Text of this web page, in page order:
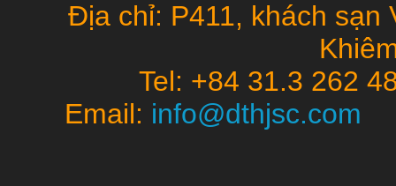
Địa chỉ: P411, khách sạn
Tel: +84 31.3 262
Email: